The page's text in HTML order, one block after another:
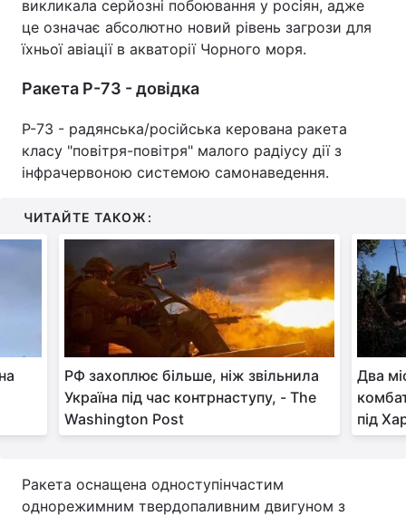
Тема оформлення
викликала серйозні побоювання у росіян, адже
це означає абсолютно новий рівень загрози для
їхньої авіації в акваторії Чорного моря.
Ракета Р-73 - довідка
Р-73 - радянська/російська керована ракета
класу "повітря-повітря" малого радіусу дії з
інфрачервоною системою самонаведення.
ЧИТАЙТЕ ТАКОЖ:
РФ захоплює більше, ніж звільнила
Україна під час контрнаступу, - The
Washington Post
Два
під
Ракета оснащена одноступінчастим
однорежимним твердопаливним двигуном з